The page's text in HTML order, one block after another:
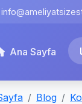
Ana Sayfa
Blog